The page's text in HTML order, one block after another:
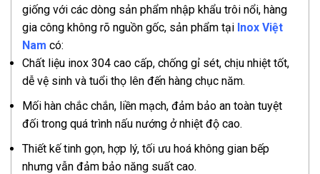
giống với các dòng sản phẩm nhập khẩu trôi nổi, hàng
gia công không rõ nguồn gốc, sản phẩm tại Inox Việt
Nam có:
Chất liệu inox 304 cao cấp, chống gỉ sét, chịu nhiệt tốt,
dễ vệ sinh và tuổi thọ lên đến hàng chục năm.
Mối hàn chắc chắn, liền mạch, đảm bảo an toàn tuyệt
đối trong quá trình nấu nướng ở nhiệt độ cao.
Thiết kế tinh gọn, hợp lý, tối ưu hoá không gian bếp
nhưng vẫn đảm bảo năng suất cao.